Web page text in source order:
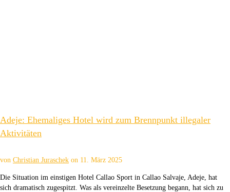
Adeje: Ehemaliges Hotel wird zum Brennpunkt illegaler
Aktivitäten
von Christian Juraschek on 11. März 2025
Die Situation im einstigen Hotel Callao Sport in Callao Salvaje, Adeje, hat
sich dramatisch zugespitzt. Was als vereinzelte Besetzung begann, hat sich zu